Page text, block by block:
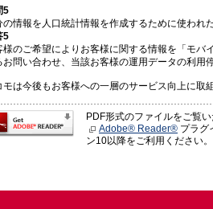
5
の情報を人口統計情報を作成するために使われ
5
様のご希望によりお客様に関する情報を「モ
お問い合わせ、当該お客様の運用データの利用
モは今後もお客様への一層のサービス向上に
PDF形式のファイルをご覧
Adobe® Reader® プラグ
ン10以降をご利用ください。